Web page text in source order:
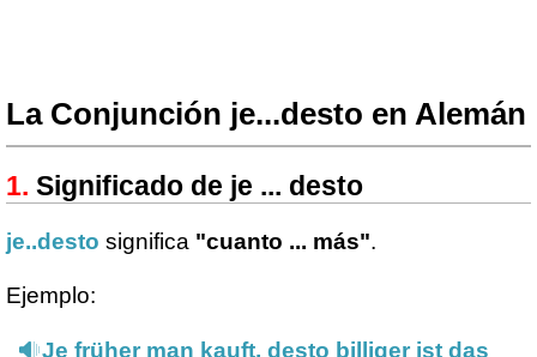
La Conjunción je...desto en Alemán
Significado de je ... desto
je..desto significa "cuanto ... más".
Ejemplo:
Je früher man kauft, desto billiger ist das